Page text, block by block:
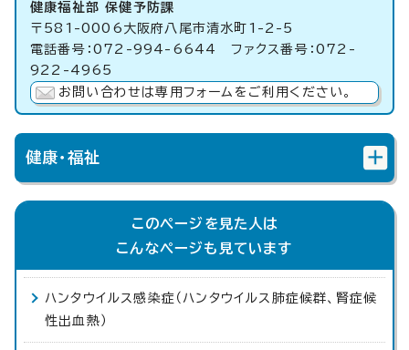
健康福祉部 保健予防課
〒581-0006大阪府八尾市清水町1-2-5
電話番号：072-994-6644 ファクス番号：072-
922-4965
お問い合わせは専用フォームをご利用ください。
健康・福祉
このページを見た人は
こんなページも見ています
ハンタウイルス感染症（ハンタウイルス肺症候群、腎症候
性出血熱）